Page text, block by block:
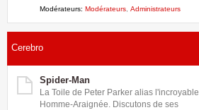
Modérateurs: Modérateurs Administrateurs
Cerebro
Spider-Man
La Toile de Peter Parker alias l'incroyable
Homme-Araignée. Discutons de ses